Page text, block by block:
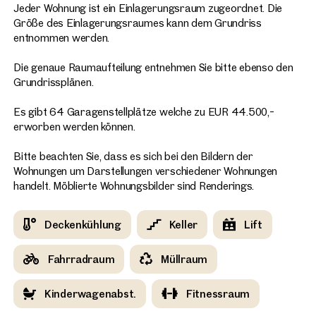
Jeder Wohnung ist ein Einlagerungsraum zugeordnet. Die
Größe des Einlagerungsraumes kann dem Grundriss
entnommen werden.
Die genaue Raumaufteilung entnehmen Sie bitte ebenso den
Grundrissplänen.
Es gibt 64 Garagenstellplätze welche zu EUR 44.500,-
erworben werden können.
Bitte beachten Sie, dass es sich bei den Bildern der
Wohnungen um Darstellungen verschiedener Wohnungen
handelt. Möblierte Wohnungsbilder sind Renderings.
Deckenkühlung Keller Lift
Fahrradraum Müllraum
Kinderwagenabst. Fitnessraum